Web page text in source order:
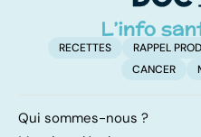
RECETTES RAPPEL
CANCER
Qui sommes-nous ?